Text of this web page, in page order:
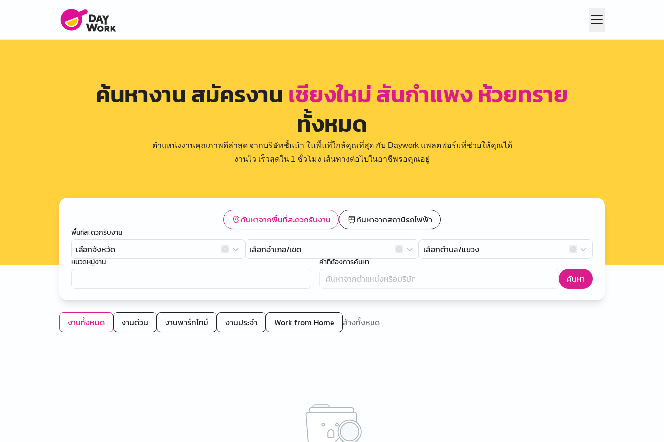
ค้นหางาน สมัครงาน เชียงใหม่ สันกำแพง ห้วยทราย
ทั้งหมด
ตำแหน่งงานคุณภาพดีล่าสุด จากบริษัทชั้นนำ ในพื้นที่ใกล้คุณที่สุด กับ Daywork แพลตฟอร์มที่ช่วยให้คุณได้
งานไว เร็วสุดใน 1 ชั่วโมง เส้นทางต่อไปในอาชีพรอคุณอยู่
ค้นหาจากพื้นที่สะดวกรับงาน ค้นหาจากสถานีรถไฟฟ้า
พื้นที่สะดวกรับงาน
เลือกจังหวัด เลือกอำเภอ/เขต เลือกตำบล/แขวง
หมวดหมู่งาน คำที่ต้องการค้นหา
ค้นหา
งานทั้งหมด งานด่วน งานพาร์ทไทม์ งานประจำ Work from Home ล้างทั้งหมด